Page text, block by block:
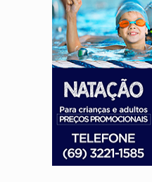
ACABOU COM
VÍDEO:Ladrão
BOLSAS DE
MATERIAL:
VÍDEO:
HOMENAGEM: